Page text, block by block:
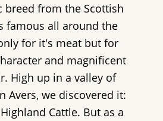
breed from the Scottish
famous all around the
for it's meat but for
and magnificent
High up in a valley of
Avers, we discovered it:
Cattle. But as a